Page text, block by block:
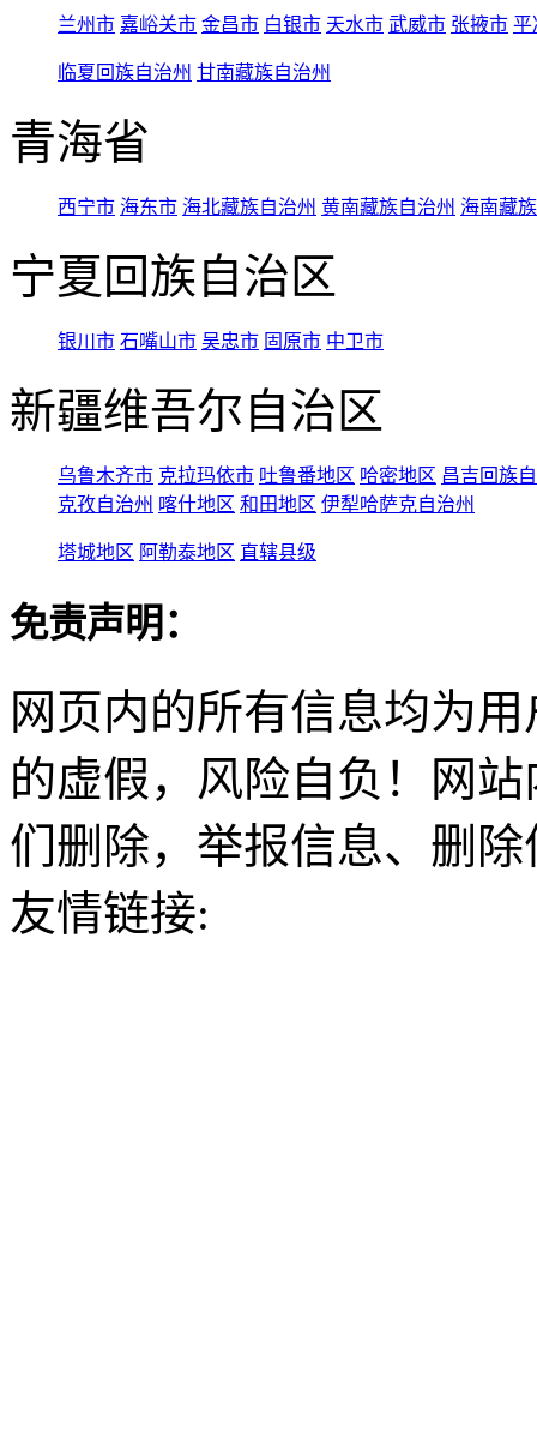
兰州市 嘉峪关市 金昌市 白银市 天水市 武威市 张掖市 平
临夏回族自治州 甘南藏族自治州
青海省
西宁市 海东市 海北藏族自治州 黄南藏族自治州 海南藏
宁夏回族自治区
银川市 石嘴山市 吴忠市 固原市 中卫市
新疆维吾尔自治区
乌鲁木齐市 克拉玛依市 吐鲁番地区 哈密地区 昌吉回族
克孜自治州 喀什地区 和田地区 伊犁哈萨克自治州
塔城地区 阿勒泰地区 直辖县级
免责声明：
网页内的所有信息均为
的虚假，风险自负！网
们删除，举报信息、删
友情链接: